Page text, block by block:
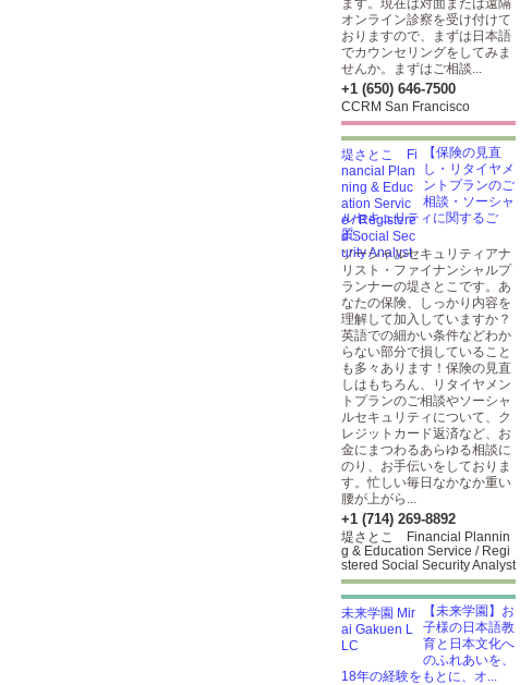
ます。現在は対面または遠隔
オンライン診察を受け付けて
おりますので、まずは日本語
でカウンセリングをしてみま
せんか。まずはご相談...
+1 (650) 646-7500
CCRM San Francisco
【保険の見直
し・リタイヤメ
ントプランのご
相談・ソーシャ
ルセキュリティに関するご
質...
ソーシャルセキュリティアナ
リスト・ファイナンシャルプ
ランナーの堤さとこです。あ
なたの保険、しっかり内容を
理解して加入していますか？
英語での細かい条件などわか
らない部分で損していること
も多々あります！保険の見直
しはもちろん、リタイヤメン
トプランのご相談やソーシャ
ルセキュリティについて、ク
レジットカード返済など、お
金にまつわるあらゆる相談に
のり、お手伝いをしておりま
す。忙しい毎日なかなか重い
腰が上がら...
+1 (714) 269-8892
堤さとこ Financial Plannin
g & Education Service / Regi
stered Social Security Analyst
【未来学園】お
子様の日本語教
育と日本文化へ
のふれあいを、
18年の経験をもとに、オ...